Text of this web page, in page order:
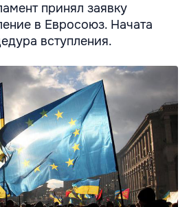
принял заявку
в Евросоюз. Начата
вступления.